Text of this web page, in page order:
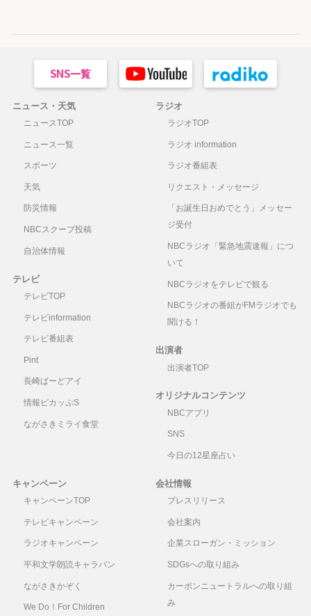
ニュース・天気
ニュースTOP
ニュース一覧
スポーツ
天気
防災情報
NBCスクープ投稿
自治体情報
テレビ
テレビTOP
テレビinformation
テレビ番組表
Pint
長崎ばーどアイ
情報ピカッぷS
ながさきミライ食堂
ラジオ
ラジオTOP
ラジオ information
ラジオ番組表
リクエスト・メッセージ
「お誕生日おめでとう」メッセー
ジ受付
NBCラジオ「緊急地震速報」につ
いて
NBCラジオをテレビで観る
NBCラジオの番組がFMラジオでも
聞ける！
出演者
出演者TOP
オリジナルコンテンツ
NBCアプリ
SNS
今日の12星座占い
キャンペーン
キャンペーンTOP
テレビキャンペーン
ラジオキャンペーン
平和文学朗読キャラバン
ながさきかぞく
We Do！For Children
会社情報
プレスリリース
会社案内
企業スローガン・ミッション
SDGsへの取り組み
カーボンニュートラルへの取り組
み